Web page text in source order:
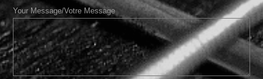
Your Message/Votre Message